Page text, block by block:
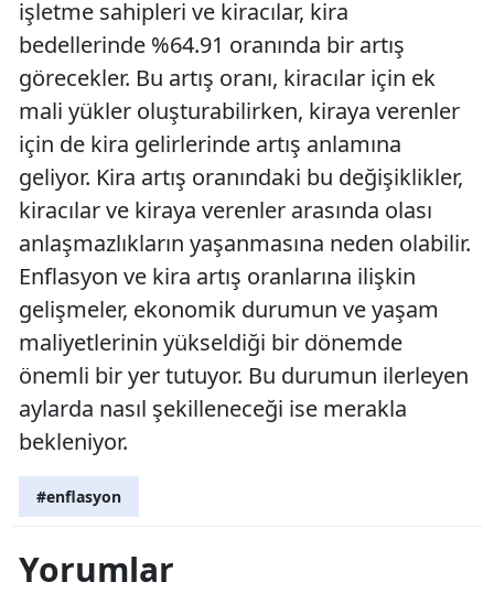
işletme sahipleri ve kiracılar, kira
bedellerinde %64.91 oranında bir artış
görecekler. Bu artış oranı, kiracılar için ek
mali yükler oluşturabilirken, kiraya verenler
için de kira gelirlerinde artış anlamına
geliyor. Kira artış oranındaki bu değişiklikler,
kiracılar ve kiraya verenler arasında olası
anlaşmazlıkların yaşanmasına neden olabilir.
Enflasyon ve kira artış oranlarına ilişkin
gelişmeler, ekonomik durumun ve yaşam
maliyetlerinin yükseldiği bir dönemde
önemli bir yer tutuyor. Bu durumun ilerleyen
aylarda nasıl şekilleneceği ise merakla
bekleniyor.
#enflasyon
Yorumlar